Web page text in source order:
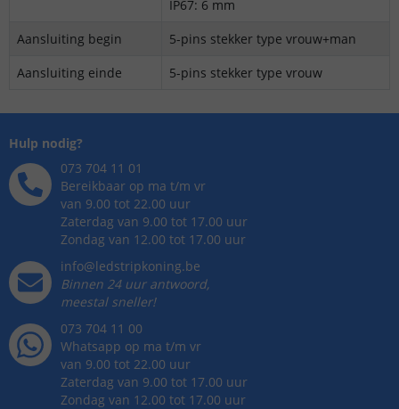
IP67: 6 mm
Aansluiting begin
5-pins stekker type vrouw+man
Aansluiting einde
5-pins stekker type vrouw
Hulp nodig?
073 704 11 01
Bereikbaar op ma t/m vr
van 9.00 tot 22.00 uur
Zaterdag van 9.00 tot 17.00 uur
Zondag van 12.00 tot 17.00 uur
info@ledstripkoning.be
Binnen 24 uur antwoord,
meestal sneller!
073 704 11 00
Whatsapp op ma t/m vr
van 9.00 tot 22.00 uur
Zaterdag van 9.00 tot 17.00 uur
Zondag van 12.00 tot 17.00 uur